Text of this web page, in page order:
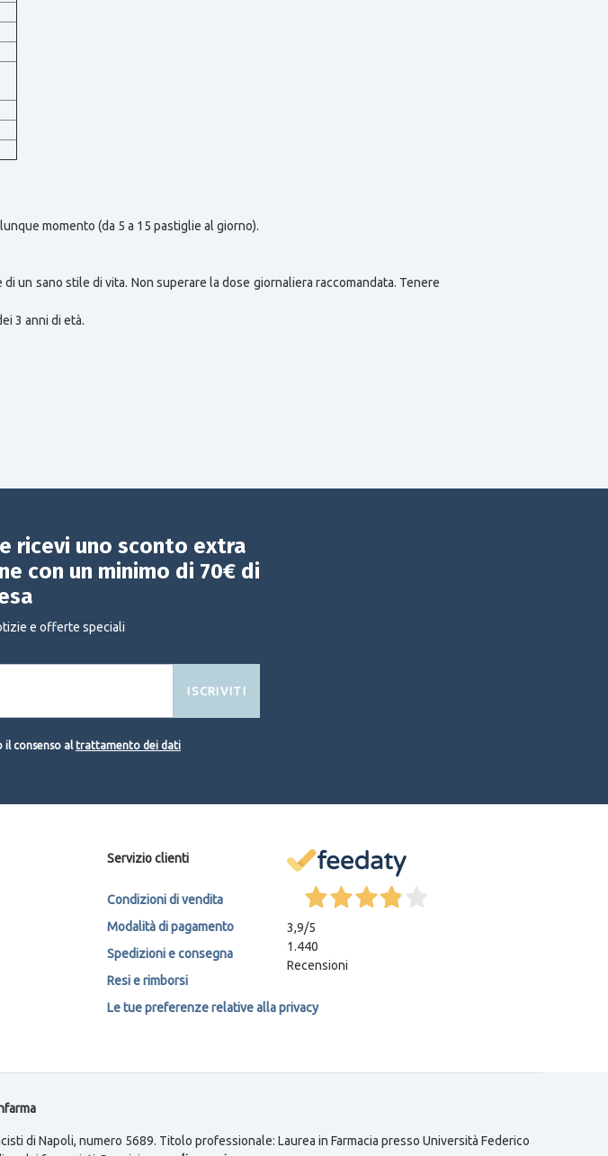
momento (da 5 a 15 pastiglie al giorno).
un sano stile di vita. Non superare la dose giornaliera raccomandata. Tenere
3 anni di età.
ricevi uno sconto extra
con un minimo di 70€ di
e offerte speciali
ISCRIVITI
consenso al trattamento dei dati
Servizio clienti
Condizioni di vendita
Modalità di pagamento
Spedizioni e consegna
Resi e rimborsi
Le tue preferenze relative alla privacy
3,9/5
1.440
Recensioni
di Napoli, numero 5689. Titolo professionale: Laurea in Farmacia presso Università Federico